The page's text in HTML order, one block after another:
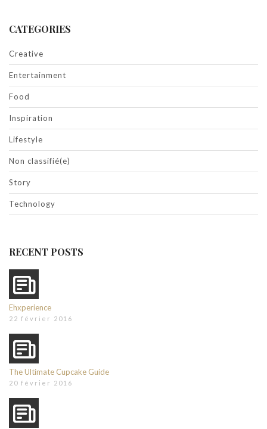
CATEGORIES
Creative
Entertainment
Food
Inspiration
Lifestyle
Non classifié(e)
Story
Technology
RECENT POSTS
Ehxperience
22 février 2016
The Ultimate Cupcake Guide
20 février 2016